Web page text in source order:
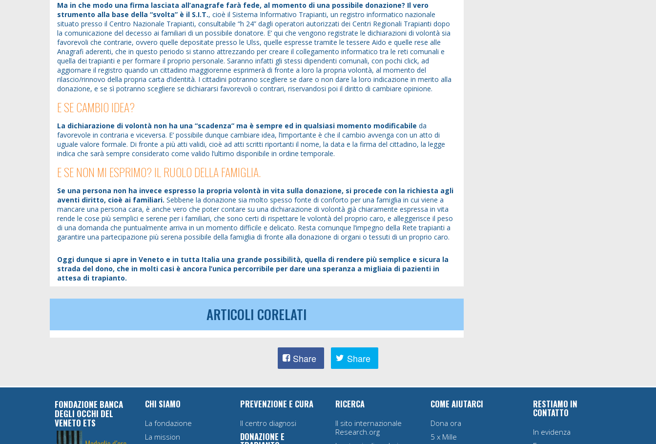
Ma in che modo una firma lasciata all’anagrafe farà fede, al momento di una possibile donazione? Il vero
strumento alla base della “svolta” è il S.I.T., cioè il Sistema Informativo Trapianti, un registro informatico nazionale
situato presso il Centro Nazionale Trapianti, consultabile “h 24” dagli operatori autorizzati dei Centri Regionali Trapianti dopo
la comunicazione del decesso ai familiari di un possibile donatore. E’ qui che vengono registrate le dichiarazioni di volontà sia
favorevoli che contrarie, ovvero quelle depositate presso le Ulss, quelle espresse tramite le tessere Aido e quelle rese alle
Anagrafi aderenti, che in questo periodo si stanno attrezzando per creare il collegamento informatico tra le reti comunali e
quella dei trapianti e per formare il proprio personale. Saranno infatti gli stessi dipendenti comunali, con pochi click, ad
aggiornare il registro quando un cittadino maggiorenne esprimerà di fronte a loro la propria volontà, al momento del
rilascio/rinnovo della propria carta d’identità. I cittadini potranno scegliere se dare o non dare la loro indicazione in merito alla
donazione, e se sì potranno scegliere se dichiararsi favorevoli o contrari, riservandosi poi il diritto di cambiare opinione.
E SE CAMBIO IDEA?
La dichiarazione di volontà non ha una “scadenza” ma è sempre ed in qualsiasi momento modificabile da
favorevole in contraria e viceversa. E’ possibile dunque cambiare idea, l’importante è che il cambio avvenga con un atto di
uguale valore formale. Di fronte a più atti validi, cioè ad atti scritti riportanti il nome, la data e la firma del cittadino, la legge
indica che sarà sempre considerato come valido l’ultimo disponibile in ordine temporale.
E SE NON MI ESPRIMO? IL RUOLO DELLA FAMIGLIA.
Se una persona non ha invece espresso la propria volontà in vita sulla donazione, si procede con la richiesta agli
aventi diritto, cioè ai familiari. Sebbene la donazione sia molto spesso fonte di conforto per una famiglia in cui viene a
mancare una persona cara, è anche vero che poter contare su una dichiarazione di volontà già chiaramente espressa in vita
rende le cose più semplici e serene per i familiari, che sono certi di rispettare le volontà del proprio caro, e alleggerisce il peso
di una domanda che puntualmente arriva in un momento difficile e delicato. Resta comunque l’impegno della Rete trapianti a
garantire una partecipazione più serena possibile della famiglia di fronte alla donazione di organi o tessuti di un proprio caro.
Oggi dunque si apre in Veneto e in tutta Italia una grande possibilità, quella di rendere più semplice e sicura la
strada del dono, che in molti casi è ancora l’unica percorribile per dare una speranza a migliaia di pazienti in
attesa di trapianto.
ARTICOLI CORELATI
Share Share
FONDAZIONE BANCA
DEGLI OCCHI DEL
VENETO ETS
CHI SIAMO
La fondazione
La mission
PREVENZIONE E CURA
Il centro diagnosi
DONAZIONE E
RICERCA
Il sito internazionale
Research.org
COME AIUTARCI
Dona ora
5 x Mille
RESTIAMO IN
CONTATTO
In evidenza